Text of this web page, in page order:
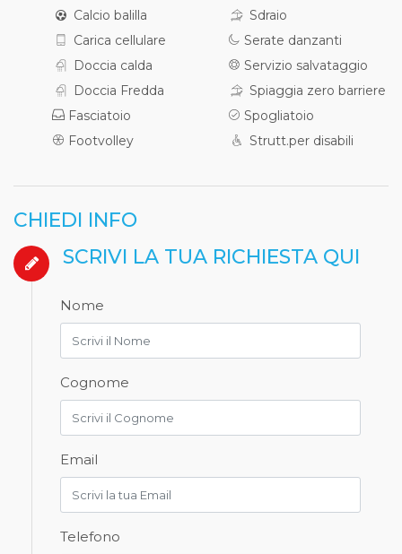
Calcio balilla
Carica cellulare
Doccia calda
Doccia Fredda
Fasciatoio
Footvolley
Sdraio
Serate danzanti
Servizio salvataggio
Spiaggia zero barriere
Spogliatoio
Strutt.per disabili
CHIEDI INFO
SCRIVI LA TUA RICHIESTA QUI
Nome
Cognome
Email
Telefono